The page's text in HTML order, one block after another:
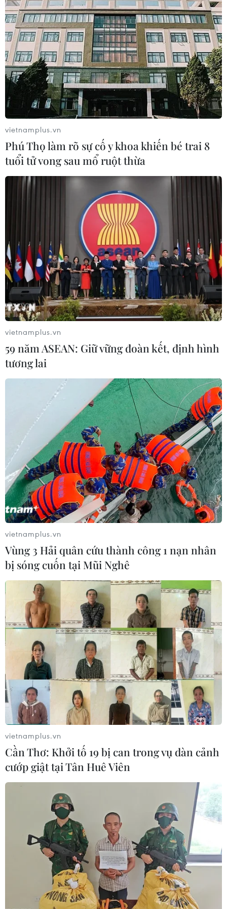
TIN CÙNG CHUYÊN MỤC
Quy định chức năng, nhiệm vụ,
vietnamplus.vn
Phú Thọ làm rõ sự cố y khoa khiến bé trai 8
tuổi tử vong sau mổ ruột thừa
vietnamplus.vn
59 năm ASEAN: Giữ vững đoàn kết, định hình
tương lai
vietnamplus.vn
Vùng 3 Hải quân cứu thành công 1 nạn nhân
bị sóng cuốn tại Mũi Nghê
vietnamplus.vn
Cần Thơ: Khởi tố 19 bị can trong vụ dàn cảnh
cướp giật tại Tân Huê Viên